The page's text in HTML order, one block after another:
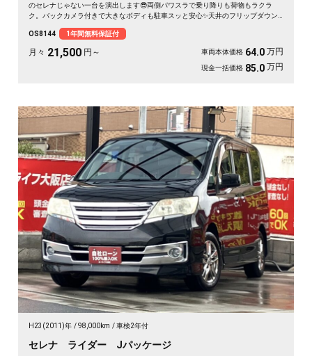
のセレナじゃない一台を演出します😎両側パワスラで乗り降りも荷物もラクラ
ク。バックカメラ付きで大きなボディも駐車スッと安心✨天井のフリップダウン
一台で楽しさ倍増です🎵月々21500〜で手が届く特別グレード。走り出しが待ち
遠しくなる、《1年保証付》👑
OS8144 1年間無料保証付
月々 21,500 円～ 車両本体価格 64.0 万円
現金一括価格 85.0 万円
H23(2011)年 98,000km 車検2年付
セレナ ライダー Jパッケージ